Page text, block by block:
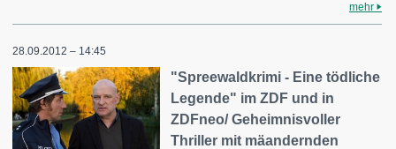
mehr
28.09.2012 – 14:45
"Spreewaldkrimi - Eine tödliche
Legende" im ZDF und in
ZDFneo/ Geheimnisvoller
Thriller mit mäandernden